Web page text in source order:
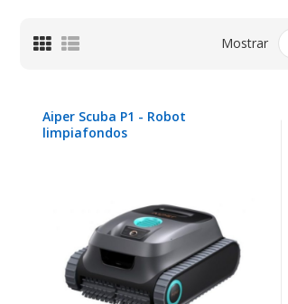
ParrillaLista Mostrar
Aiper Scuba P1 - Robot
limpiafondos